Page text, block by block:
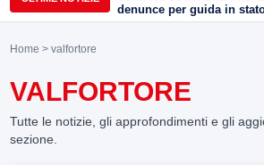
denunce per guida in
ebbrezza, un arresto e
Home > valfortore
VALFORTORE
Tutte le notizie, gli approfondimenti e gli
sezione.